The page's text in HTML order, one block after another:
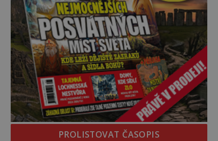
PROLISTOVAT ČASOPIS